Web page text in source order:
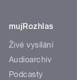
mujRozhlas
Živé vysílání
Audioarchiv
Podcasty